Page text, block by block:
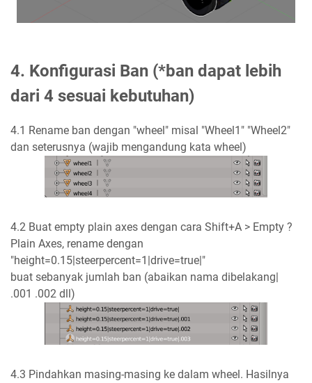
4. Konfigurasi Ban (*ban dapat lebih
dari 4 sesuai kebutuhan)
4.1 Rename ban dengan "wheel" misal "Wheel1" "Wheel2"
dan seterusnya (wajib mengandung kata wheel)
4.2 Buat empty plain axes dengan cara Shift+A > Empty ?
Plain Axes, rename dengan
"height=0.15|steerpercent=1|drive=true|"
buat sebanyak jumlah ban (abaikan nama dibelakang|
.001 .002 dll)
4.3 Pindahkan masing-masing ke dalam wheel. Hasilnya